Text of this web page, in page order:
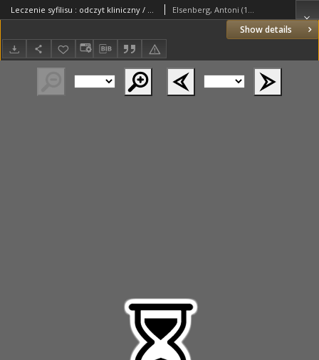
Show details
Leczenie syfilisu : odczyt kliniczny / napisał Antoni Elsenberg. Elsenberg, Antoni (1852–1910)